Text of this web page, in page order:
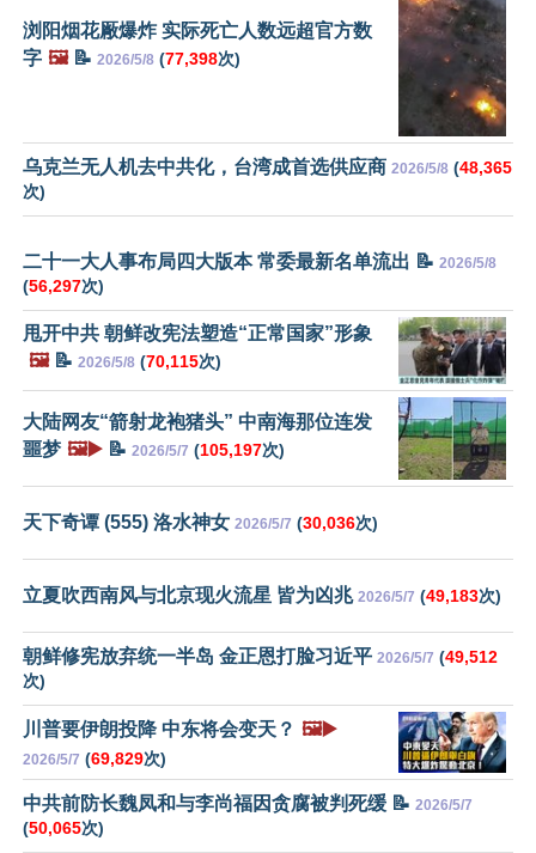
浏阳烟花厰爆炸 实际死亡人数远超官方数
字 🖼️📝 2026/5/8 (77,398次)
乌克兰无人机去中共化，台湾成首选供应商 2026/5/8 (48,365
次)
二十一大人事布局四大版本 常委最新名单流出 📝 2026/5/8
(56,297次)
甩开中共 朝鲜改宪法塑造“正常国家”形象
🖼️📝 2026/5/8 (70,115次)
大陆网友“箭射龙袍猪头” 中南海那位连发
噩梦 🖼️▶️ 📝 2026/5/7 (105,197次)
天下奇谭 (555) 洛水神女 2026/5/7 (30,036次)
立夏吹西南风与北京现火流星 皆为凶兆 2026/5/7 (49,183次)
朝鲜修宪放弃统一半岛 金正恩打脸习近平 2026/5/7 (49,512
次)
川普要伊朗投降 中东将会变天？ 🖼️▶️
2026/5/7 (69,829次)
中共前防长魏凤和与李尚福因贪腐被判死缓 📝 2026/5/7
(50,065次)